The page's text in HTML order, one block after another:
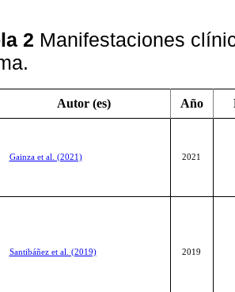
2 Manifestaciones
Autor (es) Año
Gainza et al. (2021) 2021
Santibáñez et al. (2019) 2019